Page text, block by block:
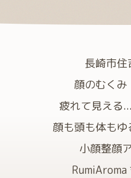
長崎市住
顔のむくみ
疲れて見える
顔も頭も体もゆ
小顔整顔